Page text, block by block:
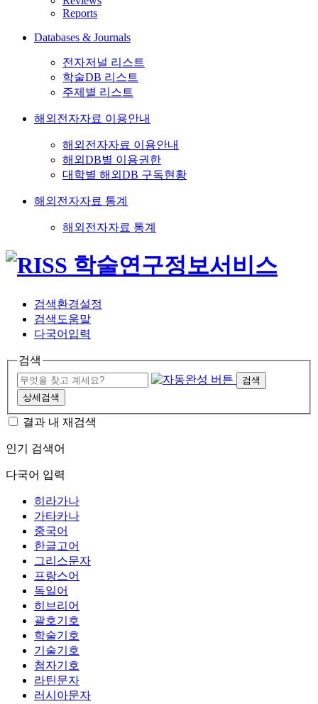
Reports
Databases & Journals
전자저널 리스트
학술DB 리스트
주제별 리스트
해외전자자료 이용안내
해외전자자료 이용안내
해외DB별 이용권한
대학별 해외DB 구독현황
해외전자자료 통계
해외전자자료 통계
검색환경설정
검색도움말
다국어입력
검색
검색
상세검색
결과 내 재검색
인기 검색어
다국어 입력
히라가나
가타카나
중국어
한글고어
그리스문자
프랑스어
독일어
히브리어
괄호기호
학술기호
기술기호
첨자기호
라틴문자
러시아문자